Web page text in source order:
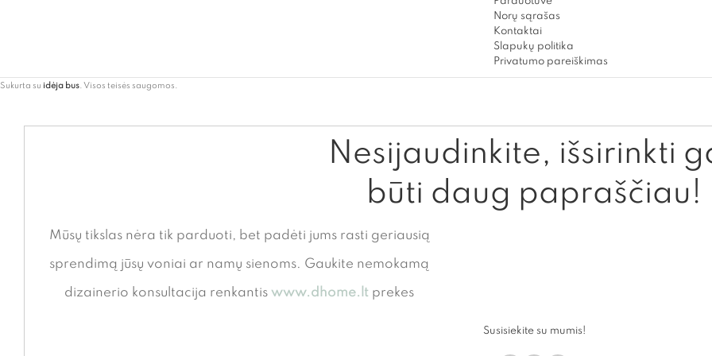
Norų sąrašas
Kontaktai
Slapukų politika
Privatumo pareiškimas
Sukurta su idėja bus. Visos teisės saugomos.
Nesijaudinkite, išsirinkti
būti daug papraščiau!
Mūsų tikslas nėra tik parduoti, bet padėti jums rasti geriausią
sprendimą jūsų voniai ar namų sienoms. Gaukite nemokamą
dizainerio konsultacija renkantis www.dhome.lt prekes
Susisiekite su mumis!